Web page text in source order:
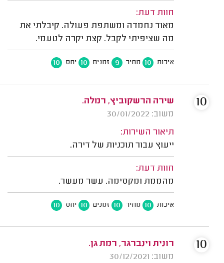
חוות דעת:
מאוד נחמדה ומשתפת פעולה. קיבלתי את
מה שציפיתי לקבל. קצת יקרה לטעמי.
איכות 10 מחיר 9 זמנים 10 יחס 10
שירה הרשקוביץ, רמלה.
משוב: 30/01/2022
תיאור השירות:
ייעוץ עבור תוכניות של דירה.
חוות דעת:
מהממת ומקסימה. עשר מעשר.
איכות 10 מחיר 10 זמנים 10 יחס 10
10
רונית וינברגר, רמת גן.
משוב: 30/12/2021
10